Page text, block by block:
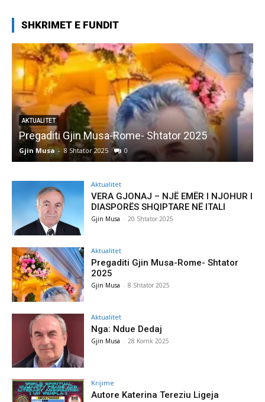
SHKRIMET E FUNDIT
AKTUALITET
Pregaditi Gjin Musa-Rome- Shtator 2025
Gjin Musa - 8 Shtator 2025 0
Aktualitet
VERA GJONAJ – NJË EMËR I NJOHUR I
DIASPORËS SHQIPTARE NË ITALI
Gjin Musa - 20 Shtator 2025
Aktualitet
Pregaditi Gjin Musa-Rome- Shtator
2025
Gjin Musa - 8 Shtator 2025
Aktualitet
Nga: Ndue Dedaj
Gjin Musa - 28 Korrik 2025
Krijime
Autore Katerina Tereziu Ligeja